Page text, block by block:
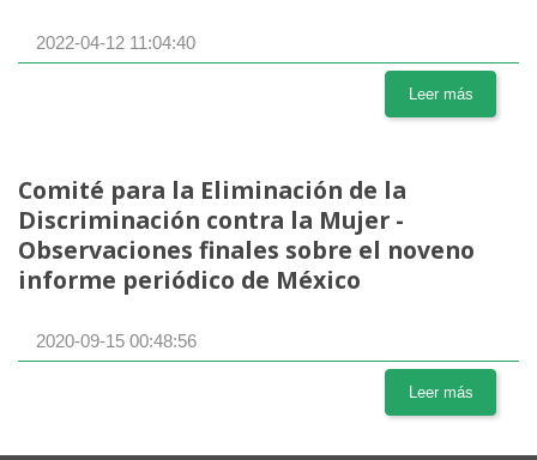
2022-04-12 11:04:40
Leer más
Comité para la Eliminación de la
Discriminación contra la Mujer -
Observaciones finales sobre el noveno
informe periódico de México
2020-09-15 00:48:56
Leer más